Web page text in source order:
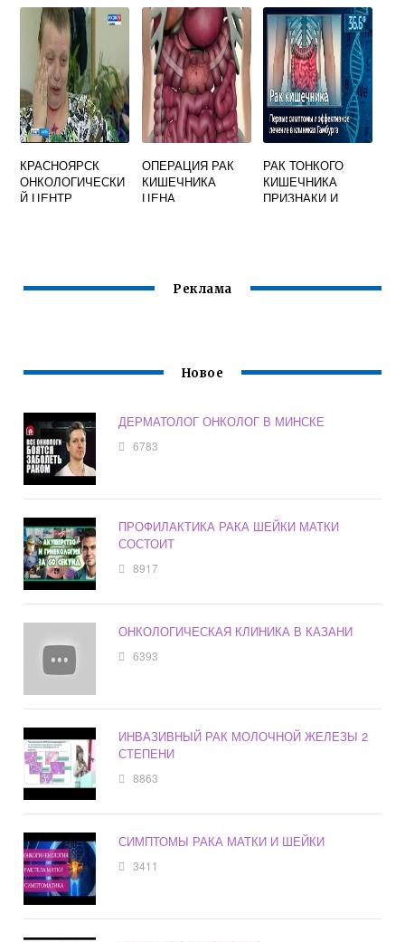
КРАСНОЯРСК
ОНКОЛОГИЧЕСКИ
Й ЦЕНТР
ОПЕРАЦИЯ РАК
КИШЕЧНИКА
ЦЕНА
РАК ТОНКОГО
КИШЕЧНИКА
ПРИЗНАКИ И
Реклама
Новое
ДЕРМАТОЛОГ ОНКОЛОГ В МИНСКЕ
6783
ПРОФИЛАКТИКА РАКА ШЕЙКИ МАТКИ
СОСТОИТ
8917
ОНКОЛОГИЧЕСКАЯ КЛИНИКА В КАЗАНИ
6393
ИНВАЗИВНЫЙ РАК МОЛОЧНОЙ ЖЕЛЕЗЫ 2
СТЕПЕНИ
8863
СИМПТОМЫ РАКА МАТКИ И ШЕЙКИ
3411